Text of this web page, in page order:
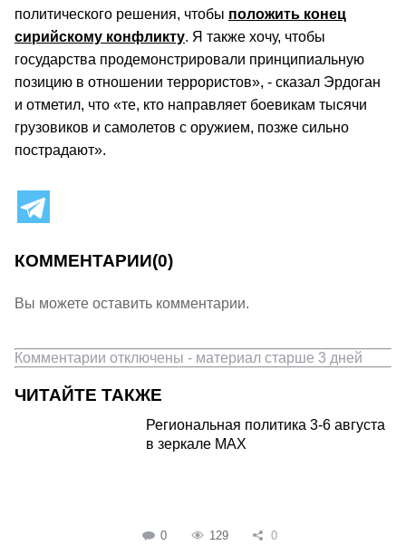
политического решения, чтобы положить конец
сирийскому конфликту. Я также хочу, чтобы
государства продемонстрировали принципиальную
позицию в отношении террористов», - сказал Эрдоган
и отметил, что «те, кто направляет боевикам тысячи
грузовиков и самолетов с оружием, позже сильно
пострадают».
КОММЕНТАРИИ(0)
Вы можете оставить комментарии.
Комментарии отключены - материал старше 3 дней
ЧИТАЙТЕ ТАКЖЕ
Региональная политика 3-6 августа
в зеркале MAX
0 129 0